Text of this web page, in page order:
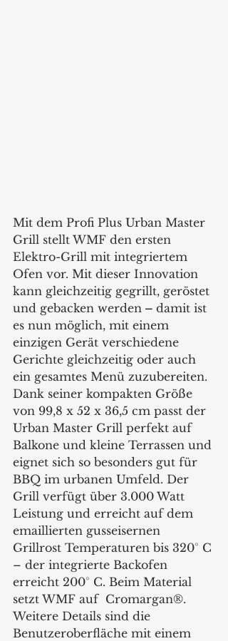
Mit dem Profi Plus Urban Master
Grill stellt WMF den ersten
Elektro-Grill mit integriertem
Ofen vor. Mit dieser Innovation
kann gleichzeitig gegrillt, geröstet
und gebacken werden – damit ist
es nun möglich, mit einem
einzigen Gerät verschiedene
Gerichte gleichzeitig oder auch
ein gesamtes Menü zuzubereiten.
Dank seiner kompakten Größe
von 99,8 x 52 x 36,5 cm passt der
Urban Master Grill perfekt auf
Balkone und kleine Terrassen und
eignet sich so besonders gut für
BBQ im urbanen Umfeld. Der
Grill verfügt über 3.000 Watt
Leistung und erreicht auf dem
emaillierten gusseisernen
Grillrost Temperaturen bis 320° C
– der integrierte Backofen
erreicht 200° C. Beim Material
setzt WMF auf  Cromargan®.
Weitere Details sind die
Benutzeroberfläche mit einem